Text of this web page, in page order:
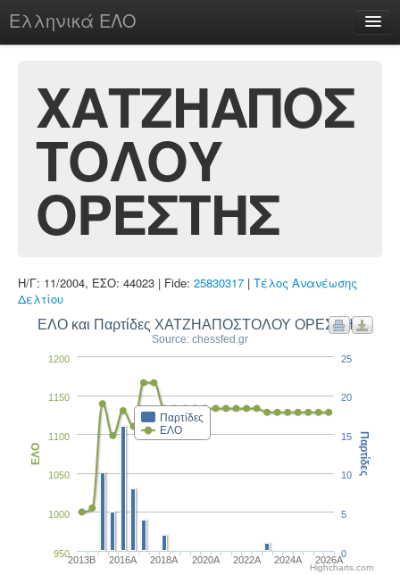
Ελληνικά ΕΛΟ
chesstu.be @ discord
Login
ΧΑΤΖΗΑΠΟΣ
ΤΟΛΟΥ
ΟΡΕΣΤΗΣ
Η/Γ: 11/2004, ΕΣΟ: 44023 | Fide: 25830317 | Τέλος Ανανέωσης
Δελτίου
ΕΛΟ και Παρτίδες ΧΑΤΖΗΑΠΟΣΤΟΛΟΥ ΟΡΕΣΤΗΣ
Source: chessfed.gr
Παρτίδες
ΕΛΟ
2013B 2016A 2018A 2020A 2022A 2024A 2026A
950
1000
1050
1100
1150
1200
ΕΛΟ
0
5
10
15
20
25
Παρτίδες
Highcharts.com